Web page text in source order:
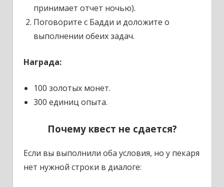
принимает отчет ночью).
Поговорите с Бадди и доложите о
выполнении обеих задач.
Награда:
100 золотых монет.
300 единиц опыта.
Почему квест не сдается?
Если вы выполнили оба условия, но у пекаря
нет нужной строки в диалоге: